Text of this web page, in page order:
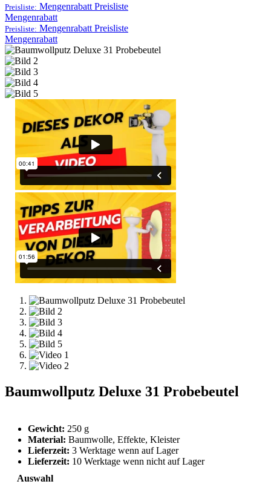
Preisliste: Mengenrabatt Preisliste
Mengenrabatt
Preisliste: Mengenrabatt Preisliste
Mengenrabatt
Baumwollputz Deluxe 31 Probebeutel
Gewicht: 250 g
Material: Baumwolle, Effekte, Kleister
Lieferzeit: 3 Werktage wenn auf Lager
Lieferzeit: 10 Werktage wenn nicht auf Lager
Auswahl